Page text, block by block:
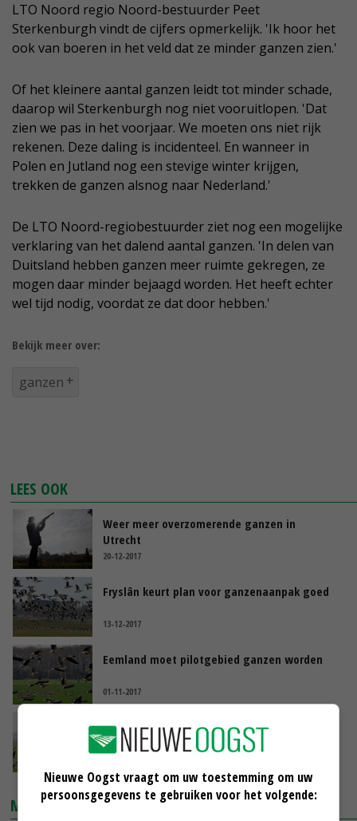
LTO Noord regio Noord-bestuurder Peet
Sterkenburgh vindt de cijfers opmerkelijk. 'Ik hoor het
ook van boeren in het veld dat ze minder ganzen zien.'
Of het kleinere aantal ganzen leidt tot minder schade,
daarop wil Sterkenburgh nog niet vooruitlopen. 'Dat
zien we pas in het voorjaar. We moeten ons niet rijk
rekenen. Deze daling is incidenteel. En wanneer in
Polen en Jutland nog een stevige winter krijgen,
trekken de ganzen alsnog naar Nederland.'
De LTO Noord-regiobestuurder ziet nog een mogelijke
verklaring van het dalend aantal ganzen. 'In delen van
Duitsland hebben ganzen meer ruimte gekregen, ze
mogen daar minder bejaagd worden. Het heeft echter
wel tijd nodig, voordat ze dat door hebben.'
Bekijk meer over:
ganzen
LEES OOK
Weer meer overzomerende ganzen in
Utrecht
20-12-2017
Fryslân keurt plan voor ganzenaanpak goed
13-12-2017
Eemland moet pilotgebied ganzen worden
01-11-2017
Betere Friese ganzenvergoeding in zicht
MARKTPRIJZEN
Nieuwe Oogst vraagt om uw toestemming om uw
persoonsgegevens te gebruiken voor het volgende: